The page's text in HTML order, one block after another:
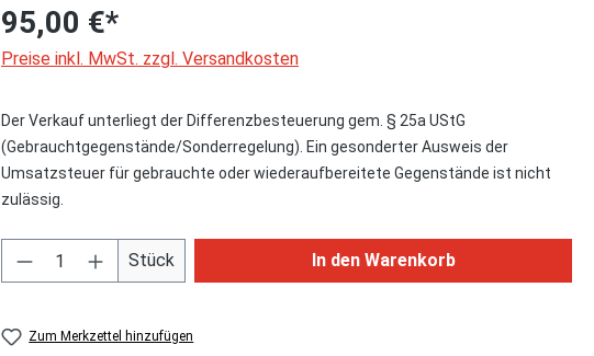
95,00 €*
Preise inkl. MwSt. zzgl. Versandkosten
Der Verkauf unterliegt der Differenzbesteuerung gem. § 25a UStG
(Gebrauchtgegenstände/Sonderregelung). Ein gesonderter Ausweis der
Umsatzsteuer für gebrauchte oder wiederaufbereitete Gegenstände ist nicht
zulässig.
Produkt Anzahl: Gib den gewünschten Wert ein
Stück In den Warenkorb
Zum Merkzettel hinzufügen